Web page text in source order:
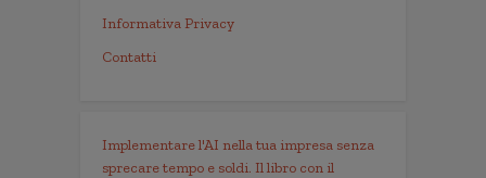
Informativa Privacy
Contatti
Implementare l'AI nella tua impresa senza
sprecare tempo e soldi. Il libro con il